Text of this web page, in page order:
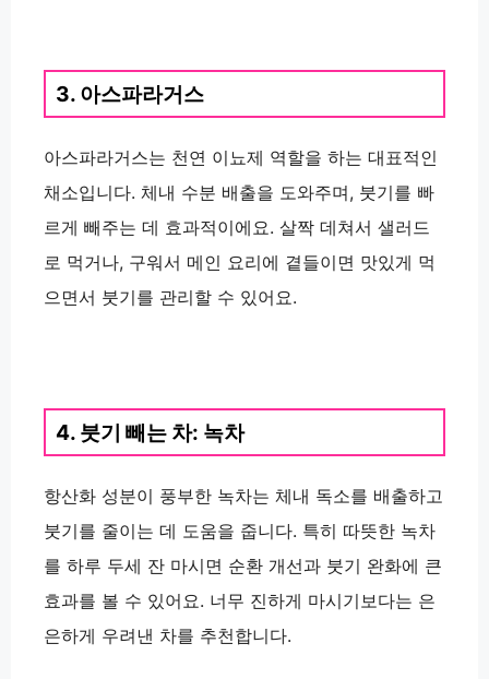
3. 아스파라거스
아스파라거스는 천연 이뇨제 역할을 하는 대표적인
채소입니다. 체내 수분 배출을 도와주며, 붓기를 빠
르게 빼주는 데 효과적이에요. 살짝 데쳐서 샐러드
로 먹거나, 구워서 메인 요리에 곁들이면 맛있게 먹
으면서 붓기를 관리할 수 있어요.
4. 붓기 빼는 차: 녹차
항산화 성분이 풍부한 녹차는 체내 독소를 배출하고
붓기를 줄이는 데 도움을 줍니다. 특히 따뜻한 녹차
를 하루 두세 잔 마시면 순환 개선과 붓기 완화에 큰
효과를 볼 수 있어요. 너무 진하게 마시기보다는 은
은하게 우려낸 차를 추천합니다.